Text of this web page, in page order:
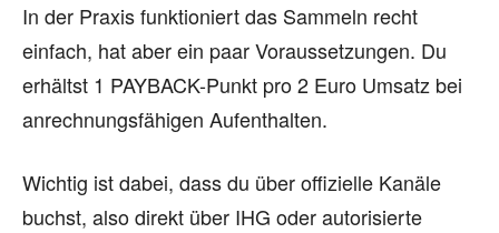
In der Praxis funktioniert das Sammeln recht
einfach, hat aber ein paar Voraussetzungen. Du
erhältst 1 PAYBACK-Punkt pro 2 Euro Umsatz bei
anrechnungsfähigen Aufenthalten.
Wichtig ist dabei, dass du über offizielle Kanäle
buchst, also direkt über IHG oder autorisierte